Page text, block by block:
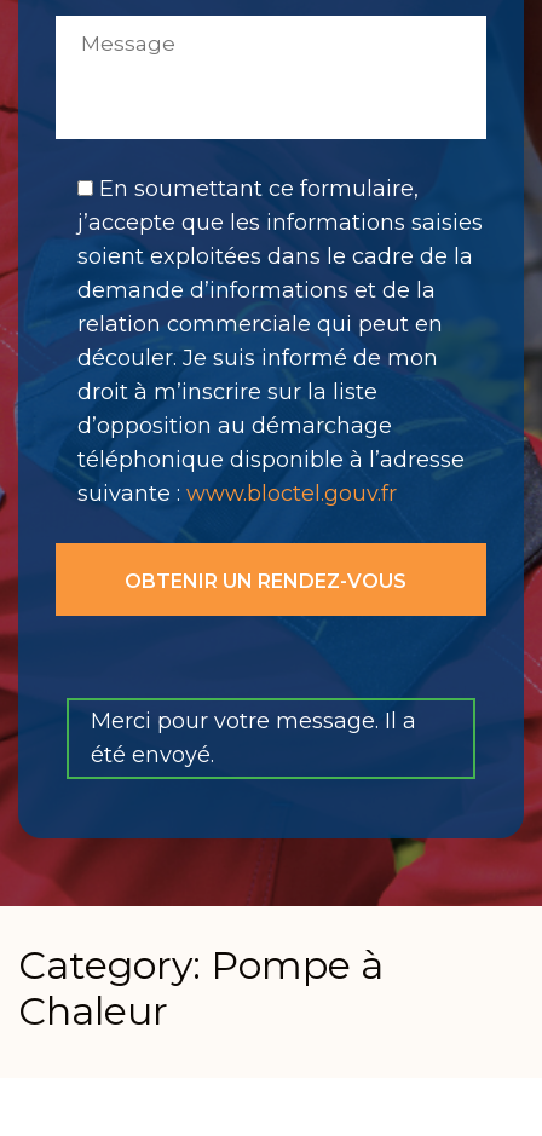
En soumettant ce formulaire,
j’accepte que les informations saisies
soient exploitées dans le cadre de la
demande d’informations et de la
relation commerciale qui peut en
découler. Je suis informé de mon
droit à m’inscrire sur la liste
d’opposition au démarchage
téléphonique disponible à l’adresse
suivante : www.bloctel.gouv.fr
Merci pour votre message. Il a
été envoyé.
Category: Pompe à
Chaleur